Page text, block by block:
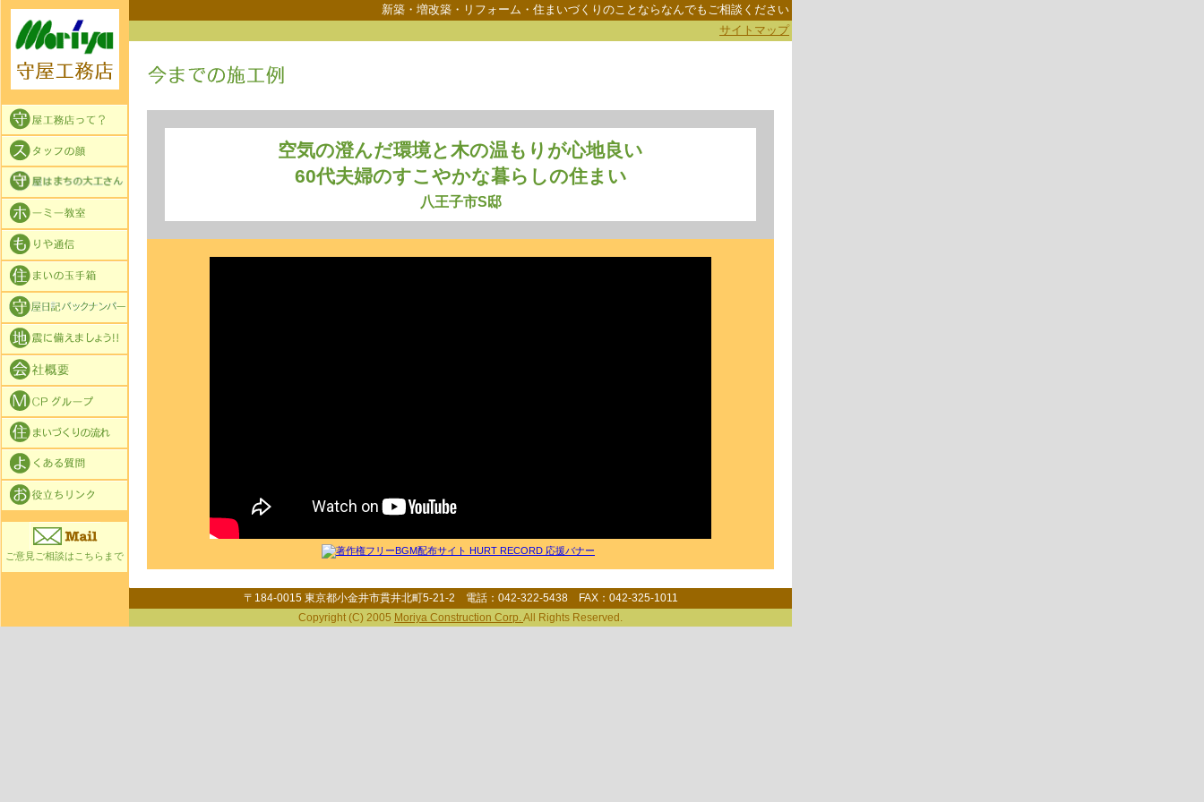
ご意見ご相談はこちらまで
新築・増改築・リフォーム・住まいづくりのことならなんでもご相談ください
サイトマップ
空気の澄んだ環境と木の温もりが心地良い
60代夫婦のすこやかな暮らしの住まい
八王子市S邸
〒184-0015 東京都小金井市貫井北町5-21-2 電話：042-322-5438 FAX：042-325-1011
Copyright (C) 2005 Moriya Construction Corp. All Rights Reserved.